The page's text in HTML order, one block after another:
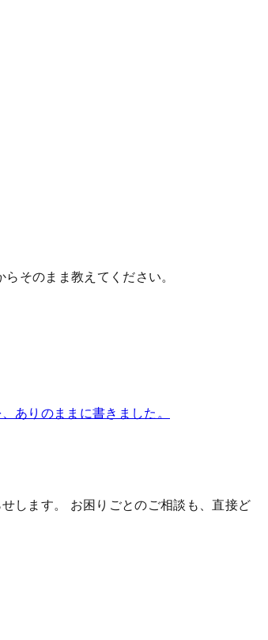
そのまま教えてください。
ありのままに書きました。
します。 お困りごとのご相談も、直接ど